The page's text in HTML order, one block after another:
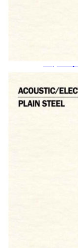
Тарелки
Ремни
Укулеле
Чехлы для